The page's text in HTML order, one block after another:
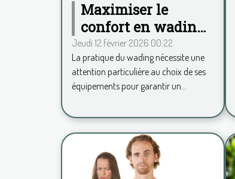
Maximiser le
confort en wading :
conseils pour
choisir ses
équipements
Jeudi 12 février 2026 00:22
La pratique du wading nécessite une
attention particulière au choix de ses
équipements pour garantir un...